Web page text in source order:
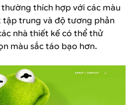
thường thích hợp với các màu
tập trung và độ tương phản
nhà thiết kế có thể thử
màu sắc táo bạo hơn.